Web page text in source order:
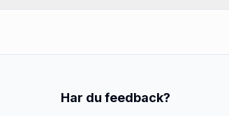
Har du feedback?